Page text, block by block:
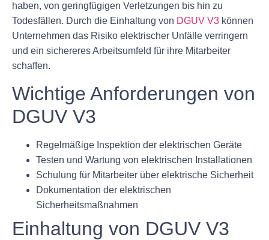
haben, von geringfügigen Verletzungen bis hin zu
Todesfällen. Durch die Einhaltung von DGUV V3 können
Unternehmen das Risiko elektrischer Unfälle verringern
und ein sichereres Arbeitsumfeld für ihre Mitarbeiter
schaffen.
Wichtige Anforderungen von
DGUV V3
Regelmäßige Inspektion der elektrischen Geräte
Testen und Wartung von elektrischen Installationen
Schulung für Mitarbeiter über elektrische Sicherheit
Dokumentation der elektrischen
Sicherheitsmaßnahmen
Einhaltung von DGUV V3